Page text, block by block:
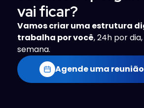
vai ficar?
Vamos criar uma estrutura
trabalha por você, 24h por
semana.
Agende uma